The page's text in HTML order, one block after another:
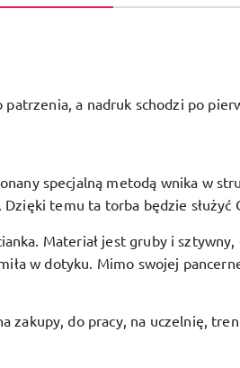
a nadruk schodzi po
specjalną metodą wnika w
temu ta torba będzie służyć
Materiał jest gruby i
w dotyku. Mimo swojej
zakupy, do pracy, na uczelnię,